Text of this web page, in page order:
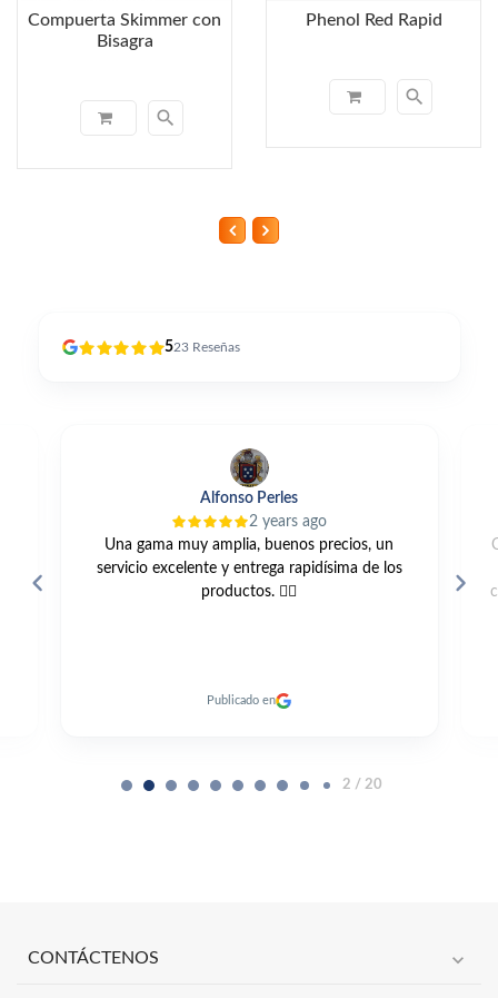
Compuerta Skimmer con
Bisagra
search
Phenol Red Rapid
search
523 Reseñas
Alfonso Perles
2 years ago
Una gama muy amplia, buenos precios, un
servicio excelente y entrega rapidísima de los
productos. 👍🏼
Publicado en
2 / 20
CONTÁCTENOS expand_more